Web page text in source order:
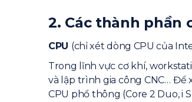
2. Các thành phần
CPU (chỉ xét dòng CPU của
Trong lĩnh vực cơ khí,
và lập trình gia công CNC…
CPU phổ thông (Core 2 Duo, i